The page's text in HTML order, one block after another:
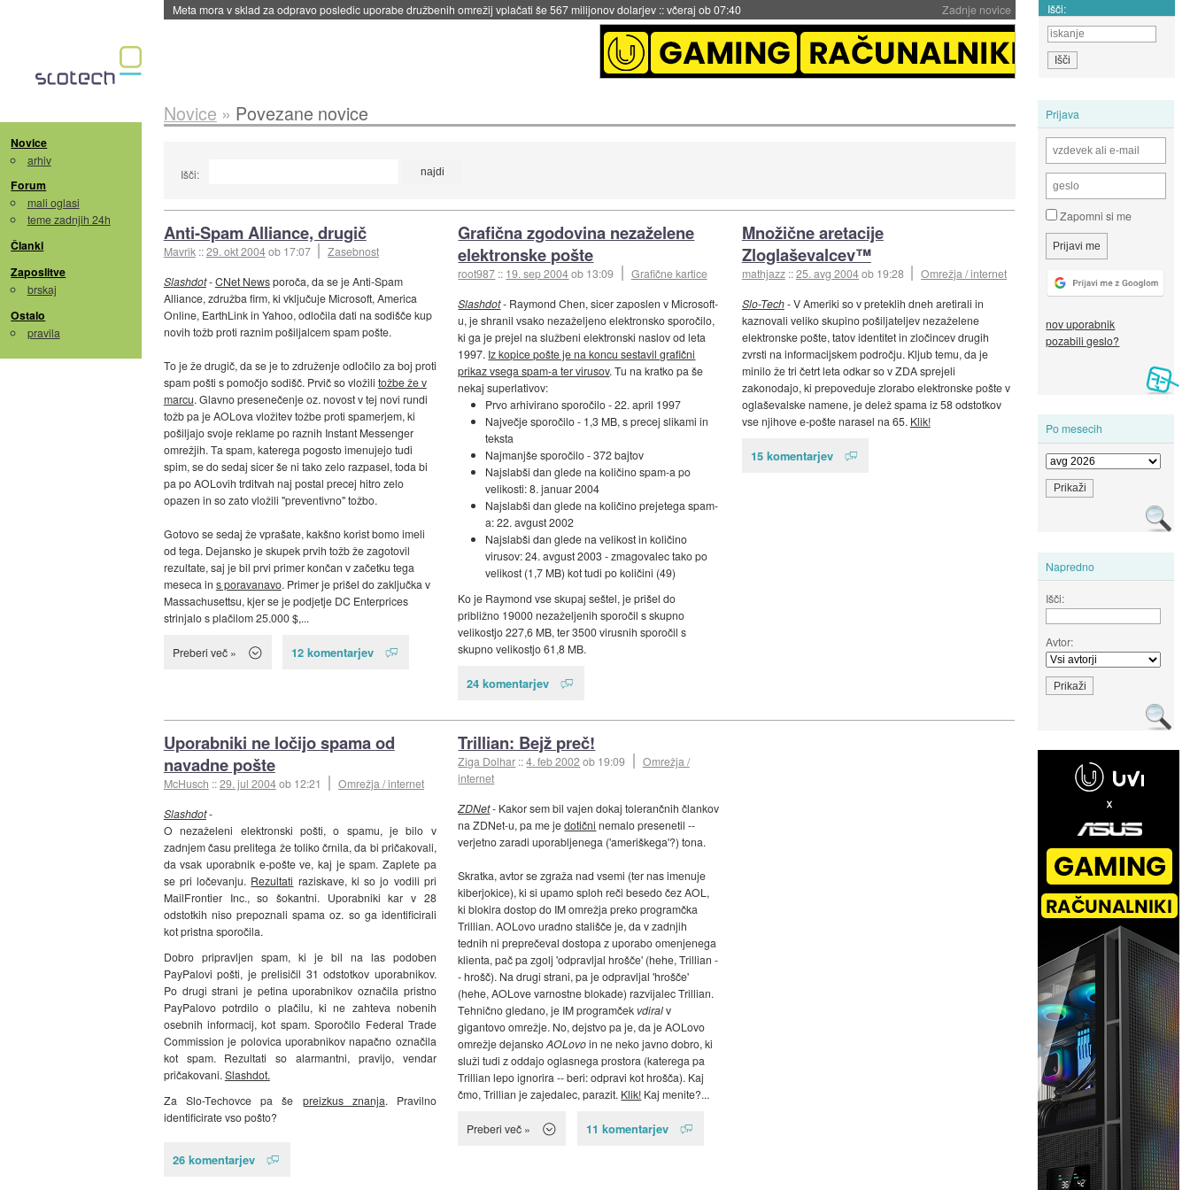
Zadnje novice
Meta mora v sklad za odpravo posledic uporabe družbenih omrežij vplačati še 567 milijonov dolarjev ::včeraj ob 07:40 Išči:
Novice
arhiv
Forum
mali oglasi
teme zadnjih 24h
Članki
Zaposlitve
brskaj
Ostalo
pravila
Prijava
Zapomni si me
nov uporabnik
pozabili geslo?
Po mesecih
Napredno
Išči:
Avtor:
Novice » Povezane novice
Išči:
Anti-Spam Alliance, drugič
Mavrik ::29. okt 2004ob 17:07
Zasebnost
Slashdot-CNet Newsporoča, da se je Anti-Spam
Alliance, združba firm, ki vključuje Microsoft, America
Online, EarthLink in Yahoo, odločila dati na sodišče kup
novih tožb proti raznim pošiljalcem spam pošte.
To je že drugič, da se je to združenje odločilo za boj proti
spam pošti s pomočjo sodišč. Prvič so vložili tožbe že v
marcu. Glavno presenečenje oz. novost v tej novi rundi
tožb pa je AOLova vložitev tožbe proti spamerjem, ki
pošiljajo svoje reklame po raznih Instant Messenger
omrežjih. Ta spam, katerega pogosto imenujejo tudi
spim, se do sedaj sicer še ni tako zelo razpasel, toda bi
pa po AOLovih trditvah naj postal precej hitro zelo
opazen in so zato vložili "preventivno" tožbo.
Gotovo se sedaj že vprašate, kakšno korist bomo imeli
od tega. Dejansko je skupek prvih tožb že zagotovil
rezultate, saj je bil prvi primer končan v začetku tega
meseca in s poravanavo. Primer je prišel do zaključka v
Massachusettsu, kjer se je podjetje DC Enterprices
strinjalo s plačilom 25.000 $,...
Preberi več » 12 komentarjev
Grafična zgodovina nezaželene
elektronske pošte
root987 :: 19. sep 2004ob 13:09
Grafične kartice
Slashdot- Raymond Chen, sicer zaposlen v Microsoft-
u, je shranil vsako nezaželjeno elektronsko sporočilo,
ki ga je prejel na službeni elektronski naslov od leta
1997. Iz kopice pošte je na koncu sestavil grafični
prikaz vsega spam-a ter virusov. Tu na kratko pa še
nekaj superlativov:
Prvo arhivirano sporočilo - 22. april 1997
Največje sporočilo - 1,3 MB, s precej slikami in
teksta
Najmanjše sporočilo - 372 bajtov
Najslabši dan glede na količino spam-a po
velikosti: 8. januar 2004
Najslabši dan glede na količino prejetega spam-
a: 22. avgust 2002
Najslabši dan glede na velikost in količino
virusov: 24. avgust 2003 - zmagovalec tako po
velikost (1,7 MB) kot tudi po količini (49)
Ko je Raymond vse skupaj seštel, je prišel do
približno 19000 nezaželjenih sporočil s skupno
velikostjo 227,6 MB, ter 3500 virusnih sporočil s
skupno velikostjo 61,8 MB.
24 komentarjev
Množične aretacije
Zloglaševalcev™
mathjazz ::25. avg 2004ob 19:28
Omrežja / internet
Slo-Tech- V Ameriki so v preteklih dneh aretirali in
kaznovali veliko skupino pošiljateljev nezaželene
elektronske pošte, tatov identitet in zločincev drugih
zvrsti na informacijskem področju. Kljub temu, da je
minilo že tri četrt leta odkar so v ZDA sprejeli
zakonodajo, ki prepoveduje zlorabo elektronske pošte v
oglaševalske namene, je delež spama iz 58 odstotkov
vse njihove e-pošte narasel na 65. Klik!
15 komentarjev
Uporabniki ne ločijo spama od
navadne pošte
McHusch ::29. jul 2004ob 12:21
Omrežja / internet
Slashdot-
O nezaželeni elektronski pošti, o spamu, je bilo v
zadnjem času prelitega že toliko črnila, da bi pričakovali,
da vsak uporabnik e-pošte ve, kaj je spam. Zaplete pa
se pri ločevanju. Rezultati raziskave, ki so jo vodili pri
MailFrontier Inc., so šokantni. Uporabniki kar v 28
odstotkih niso prepoznali spama oz. so ga identificirali
kot pristna sporočila.
Dobro pripravljen spam, ki je bil na las podoben
PayPalovi pošti, je prelisičil 31 odstotkov uporabnikov.
Po drugi strani je petina uporabnikov označila pristno
PayPalovo potrdilo o plačilu, ki ne zahteva nobenih
osebnih informacij, kot spam. Sporočilo Federal Trade
Commission je polovica uporabnikov napačno označila
kot spam. Rezultati so alarmantni, pravijo, vendar
pričakovani. Slashdot.
Za Slo-Techovce pa še preizkus znanja. Pravilno
identificirate vso pošto?
26 komentarjev
Trillian: Bejž preč!
Ziga Dolhar ::4. feb 2002ob 19:09
Omrežja /
internet
ZDNet- Kakor sem bil vajen dokaj tolerančnih člankov
na ZDNet-u, pa me jedotični nemalo presenetil --
verjetno zaradi uporabljenega ('ameriškega'?) tona.
Skratka, avtor se zgraža nad vsemi (ter nas imenuje
kiberjokice), ki si upamo sploh reči besedo čez AOL,
ki blokira dostop do IM omrežja preko programčka
Trillian. AOLovo uradno stališče je, da v zadnjih
tednih ni preprečeval dostopa z uporabo omenjenega
klienta, pač pa zgolj 'odpravljal hrošče' (hehe, Trillian -
- hrošč). Na drugi strani, pa je odpravljal 'hrošče'
(hehe, AOLove varnostne blokade) razvijalec Trillian.
Tehnično gledano, je IM programček vdiralv
gigantovo omrežje. No, dejstvo pa je, da je AOLovo
omrežje dejanskoAOLovoin ne neko javno dobro, ki
služi tudi z oddajo oglasnega prostora (katerega pa
Trillian lepo ignorira -- beri: odpravi kot hrošča). Kaj
čmo, Trillian je zajedalec, parazit. Klik! Kaj menite?...
Preberi več » 11 komentarjev